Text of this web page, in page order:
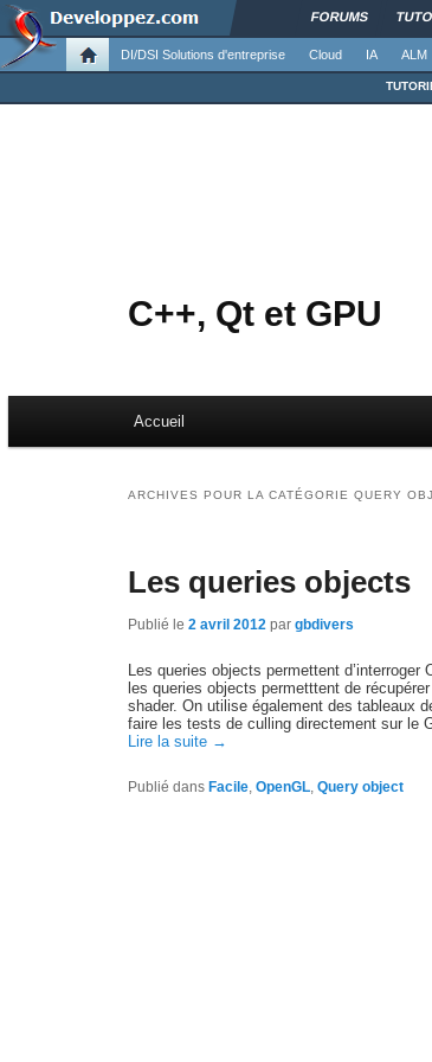
FORUMS
DI/DSI Solutions d'entreprise Cloud IA ALM
C++, Qt et GPU
Aller au contenu principal
Aller au contenu secondaire
Accueil
ARCHIVES POUR LA CATÉGORIE QUERY
Les queries objects
Publié le 2 avril 2012 par gbdivers
Les queries objects permettent
les queries objects permetttent de
shader. On utilise également des tableaux
faire les tests de culling directement sur le
Lire la suite →
Publié dans Facile, OpenGL, Query object